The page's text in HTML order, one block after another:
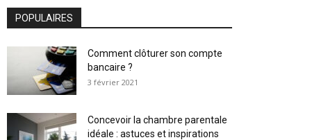
POPULAIRES
Comment clôturer son compte
bancaire ?
3 février 2021
Concevoir la chambre parentale
idéale : astuces et inspirations